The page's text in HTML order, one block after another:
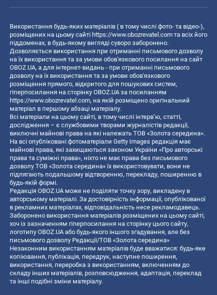
Використання будь-яких матеріалів ( в тому числі фото- та відео-),
розміщених на цьому сайті https://www.obozrevatel.com та всіх його
піддоменах, в будь-якому вигляді суворо заборонено.
Дозволяється використання при отриманні письмового дозволу
на їх використання та за умови обов'язкового посилання на сайт
OBOZ.UA, а для інтернет-видань - при отриманні письмового
дозволу на їх використання та за умови обов'язкового
розміщення прямого, відкритого для пошукових систем,
гіперпосилання на сторінку OBOZ.UA за посиланням
https://www.obozrevatel.com, на якій розміщено оригінальний
матеріал в першому абзаці матеріалу.
Всі матеріали на цьому сайті, в тому числі інтерв’ю, статті,
дослідження – є службовими творами журналістів редакції,
виключні майнові права на які належать ТОВ «Золота середина».
На всі опубліковані фотоматеріали Getty Images редакція має
майнові права, які захищаються законом України «Про авторські
права та суміжні права», ніхто не має права без письмового
дозволу ТОВ «Золота середина» їх використовувати, вони не
підлягають подальшому відтворенню, перекладу, поширенню в
будь-якій формі.
Редакція OBOZ.UA може не поділяти точку зору, викладену в
авторському матеріалі. За достовірність інформації, опублікованої
в рекламних матеріалах, відповідальність несе рекламодавець.
Заборонено використання матеріалів розміщених на цьому сайті,
хоч із зазначенням гіперпосилання на сторінку цього сайту,
логотипу OBOZ.UA або будь-якого іншого згадування, але без
письмового дозволу Редакції/ТОВ «Золота середина»
Незаконним використанням матеріалів буде вважатися: будь-яке
копiювання, публiкацiя, передрук, наступне поширення,
використання, переробка з використанням, включенням до
складу інших матеріалів, розповсюдження, адаптація, переклад
та інші подібні зміни матеріалу.